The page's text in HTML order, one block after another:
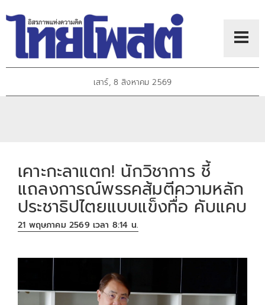
เสาร์, 8 สิงหาคม 2569
เคาะกะลาแตก! นักวิชาการ ชี้
แถลงการณ์พรรคส้มตีความหลัก
ประชาธิปไตยแบบแข็งทื่อ คับแคบ
21 พฤษภาคม 2569 เวลา 8:14 น.